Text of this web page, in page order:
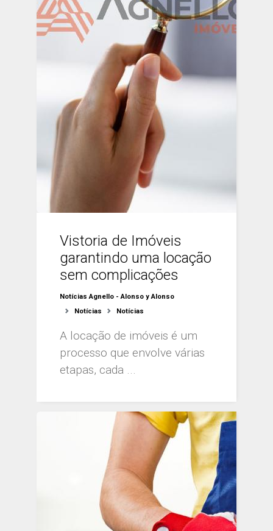
Vistoria de Imóveis
garantindo uma locação
sem complicações
Notícias Agnello - Alonso y Alonso
Notícias
Notícias
A locação de imóveis é um
processo que envolve várias
etapas, cada ...